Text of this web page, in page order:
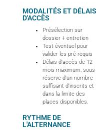
MODALITÉS ET DÉLAIS
D'ACCÈS
Présélection sur
dossier + entretien
Test éventuel pour
valider les pré-requis
Délais d’accès de 12
mois maximum, sous
réserve d’un nombre
suffisant d’inscrits et
dans la limite des
places disponibles.
RYTHME DE
L'ALTERNANCE